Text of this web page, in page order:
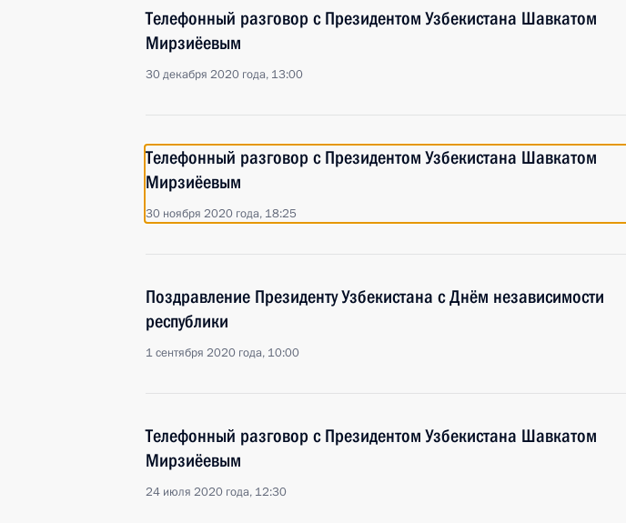
Телефонный разговор с Президентом Узбекистана Шавкатом
Мирзиёевым
30 декабря 2020 года, 13:00
Телефонный разговор с Президентом Узбекистана Шавкатом
Мирзиёевым
30 ноября 2020 года, 18:25
Поздравление Президенту Узбекистана с Днём независимости
республики
1 сентября 2020 года, 10:00
Телефонный разговор с Президентом Узбекистана Шавкатом
Мирзиёевым
24 июля 2020 года, 12:30